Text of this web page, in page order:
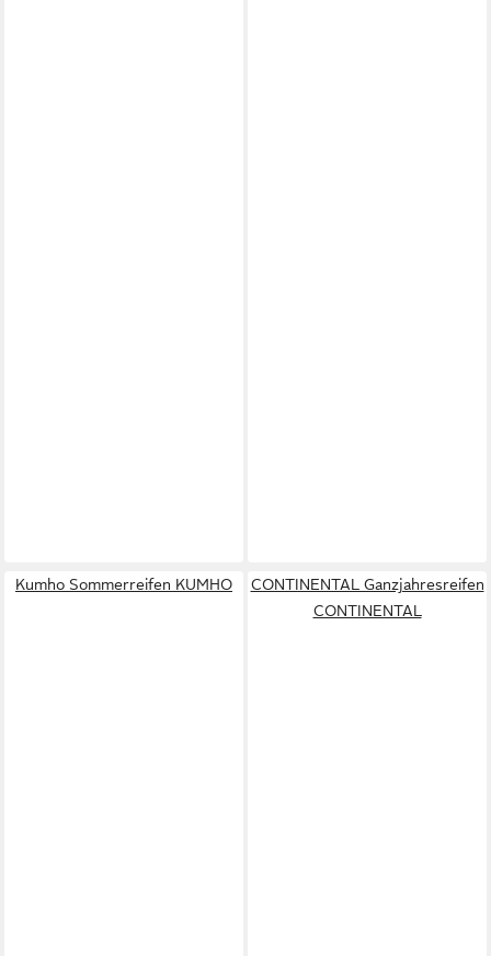
Kumho Sommerreifen KUMHO
CONTINENTAL Ganzjahresreifen
CONTINENTAL